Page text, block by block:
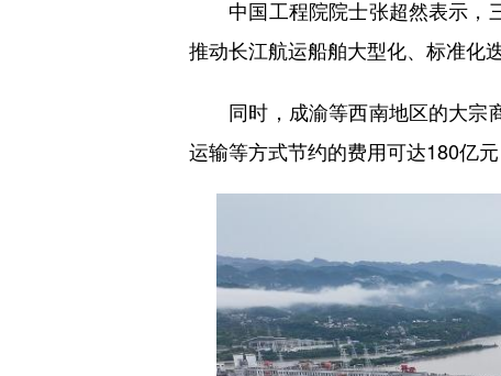
中国工程院院士张超然表示，三
推动长江航运船舶大型化、标准化
同时，成渝等西南地区的大宗商
运输等方式节约的费用可达180亿元